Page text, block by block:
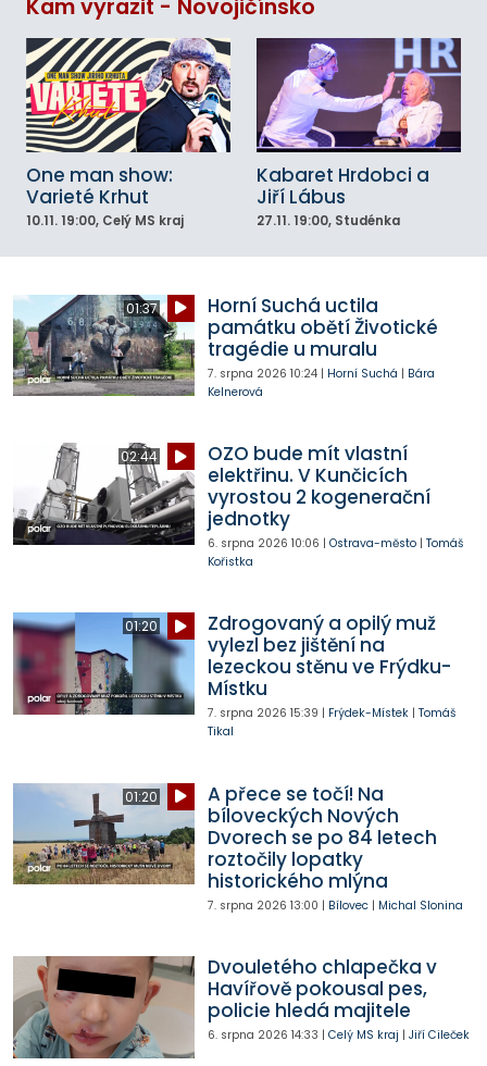
Kam vyrazit - Novojičínsko
One man show:
Varieté Krhut
10.11. 19:00, Celý MS kraj
Kabaret Hrdobci a
Jiří Lábus
27.11. 19:00, Studénka
01:37
Horní Suchá uctila
památku obětí Životické
tragédie u muralu
7. srpna 2026 10:24| Horní Suchá | Bára
Kelnerová
02:44
OZO bude mít vlastní
elektřinu. V Kunčicích
vyrostou 2 kogenerační
jednotky
6. srpna 2026 10:06 | Ostrava-město| Tomáš
Kořistka
01:20
Zdrogovaný a opilý muž
vylezl bez jištění na
lezeckou stěnu ve Frýdku-
Místku
7. srpna 2026 15:39 | Frýdek-Místek| Tomáš
Tikal
01:20
A přece se točí! Na
bíloveckých Nových
Dvorech se po 84 letech
roztočily lopatky
historického mlýna
7. srpna 2026 13:00 | Bílovec| Michal Slonina
Dvouletého chlapečka v
Havířově pokousal pes,
policie hledá majitele
6. srpna 2026 14:33 | Celý MS kraj | Jiří Cileček